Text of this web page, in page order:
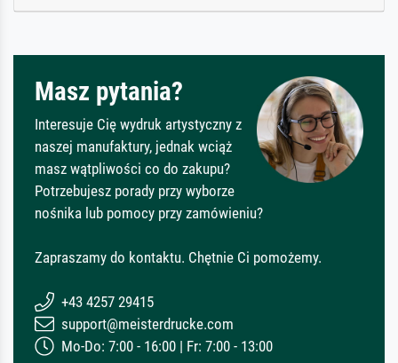
Masz pytania?
Interesuje Cię wydruk artystyczny z
naszej manufaktury, jednak wciąż
masz wątpliwości co do zakupu?
Potrzebujesz porady przy wyborze
nośnika lub pomocy przy zamówieniu?
Zapraszamy do kontaktu. Chętnie Ci pomożemy.
+43 4257 29415
support@meisterdrucke.com
Mo-Do: 7:00 - 16:00 | Fr: 7:00 - 13:00